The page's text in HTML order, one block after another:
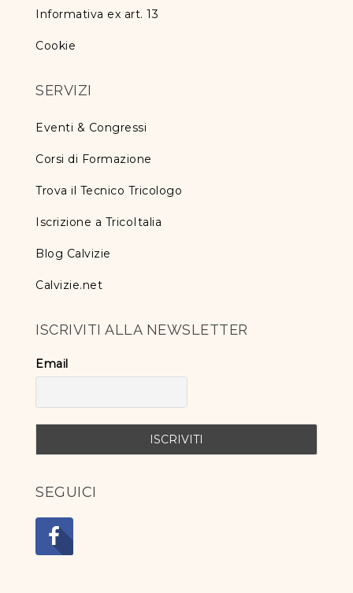
Informativa ex art. 13
Cookie
SERVIZI
Eventi & Congressi
Corsi di Formazione
Trova il Tecnico Tricologo
Iscrizione a TricoItalia
Blog Calvizie
Calvizie.net
ISCRIVITI ALLA NEWSLETTER
Email
SEGUICI